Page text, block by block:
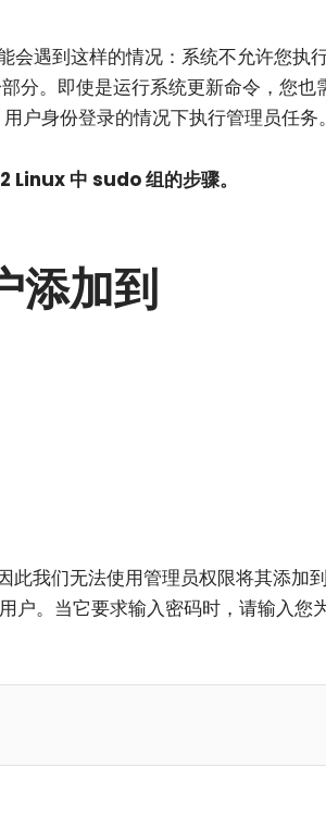
会遇到这样的情况：系统不允许您执
分。即使是运行系统更新命令，您也
身份登录的情况下执行管理员任务。
Linux 中 sudo 组的步骤。
添加到
我们无法使用管理员权限将其添加到
。当它要求输入密码时，请输入您